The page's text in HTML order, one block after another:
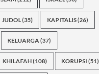
JUDOL(35) KAPITALIS(26)
KELUARGA(37)
KHILAFAH(108) KORUPSI (51)